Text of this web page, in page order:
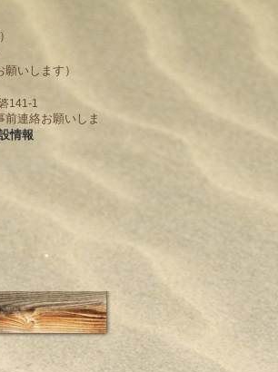
いします）
141-1
連絡お願いしま
情報